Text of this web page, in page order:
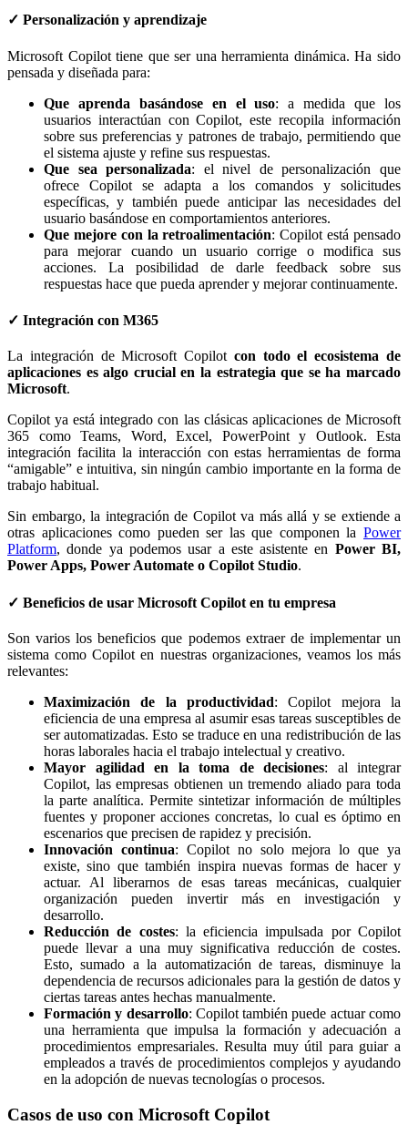
✓ Personalización y aprendizaje
Microsoft Copilot tiene que ser una herramienta dinámica. Ha sido
pensada y diseñada para:
Que aprenda basándose en el uso: a medida que los
usuarios interactúan con Copilot, este recopila información
sobre sus preferencias y patrones de trabajo, permitiendo que
el sistema ajuste y refine sus respuestas.
Que sea personalizada: el nivel de personalización que
ofrece Copilot se adapta a los comandos y solicitudes
específicas, y también puede anticipar las necesidades del
usuario basándose en comportamientos anteriores.
Que mejore con la retroalimentación: Copilot está pensado
para mejorar cuando un usuario corrige o modifica sus
acciones. La posibilidad de darle feedback sobre sus
respuestas hace que pueda aprender y mejorar continuamente.
✓ Integración con M365
La integración de Microsoft Copilot con todo el ecosistema de
aplicaciones es algo crucial en la estrategia que se ha marcado
Microsoft.
Copilot ya está integrado con las clásicas aplicaciones de Microsoft
365 como Teams, Word, Excel, PowerPoint y Outlook. Esta
integración facilita la interacción con estas herramientas de forma
“amigable” e intuitiva, sin ningún cambio importante en la forma de
trabajo habitual.
Sin embargo, la integración de Copilot va más allá y se extiende a
otras aplicaciones como pueden ser las que componen la Power
Platform, donde ya podemos usar a este asistente en Power BI,
Power Apps, Power Automate o Copilot Studio.
✓ Beneficios de usar Microsoft Copilot en tu empresa
Son varios los beneficios que podemos extraer de implementar un
sistema como Copilot en nuestras organizaciones, veamos los más
relevantes:
Maximización de la productividad: Copilot mejora la
eficiencia de una empresa al asumir esas tareas susceptibles de
ser automatizadas. Esto se traduce en una redistribución de las
horas laborales hacia el trabajo intelectual y creativo.
Mayor agilidad en la toma de decisiones: al integrar
Copilot, las empresas obtienen un tremendo aliado para toda
la parte analítica. Permite sintetizar información de múltiples
fuentes y proponer acciones concretas, lo cual es óptimo en
escenarios que precisen de rapidez y precisión.
Innovación continua: Copilot no solo mejora lo que ya
existe, sino que también inspira nuevas formas de hacer y
actuar. Al liberarnos de esas tareas mecánicas, cualquier
organización pueden invertir más en investigación y
desarrollo.
Reducción de costes: la eficiencia impulsada por Copilot
puede llevar a una muy significativa reducción de costes.
Esto, sumado a la automatización de tareas, disminuye la
dependencia de recursos adicionales para la gestión de datos y
ciertas tareas antes hechas manualmente.
Formación y desarrollo: Copilot también puede actuar como
una herramienta que impulsa la formación y adecuación a
procedimientos empresariales. Resulta muy útil para guiar a
empleados a través de procedimientos complejos y ayudando
en la adopción de nuevas tecnologías o procesos.
Casos de uso con Microsoft Copilot